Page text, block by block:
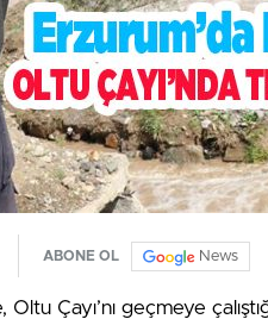
ABONE OL News
Oltu Çayı’nı geçmeye